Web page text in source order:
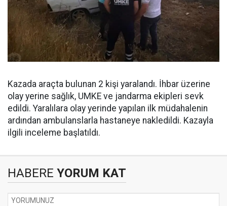
Kazada araçta bulunan 2 kişi yaralandı. İhbar üzerine
olay yerine sağlık, UMKE ve jandarma ekipleri sevk
edildi. Yaralılara olay yerinde yapılan ilk müdahalenin
ardından ambulanslarla hastaneye nakledildi. Kazayla
ilgili inceleme başlatıldı.
HABERE YORUM KAT